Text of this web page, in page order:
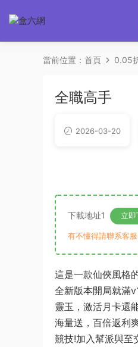
當前位置： 首頁 0.05
全職高手
2026-03-20
下載地址1 立
有不懂得請聯系客
這是一款仙俠風格
全新版本開局就滿
靈玉，激活月卡還
海量送，百倍返利
競技!加入幫派與至